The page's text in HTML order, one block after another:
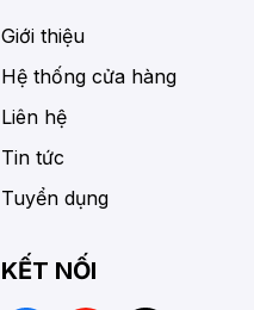
Giới thiệu
Hệ thống cửa hàng
Liên hệ
Tin tức
Tuyển dụng
KẾT NỐI